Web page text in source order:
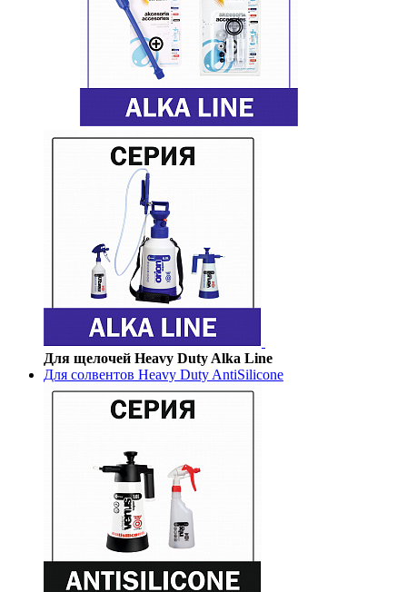
Для щелочей Heavy Duty Alka Line
Для солвентов Heavy Duty AntiSilicone